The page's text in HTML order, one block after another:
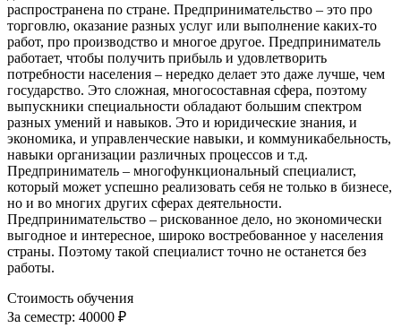
распространена по стране. Предпринимательство – это про
торговлю, оказание разных услуг или выполнение каких-то
работ, про производство и многое другое. Предприниматель
работает, чтобы получить прибыль и удовлетворить
потребности населения – нередко делает это даже лучше, чем
государство. Это сложная, многосоставная сфера, поэтому
выпускники специальности обладают большим спектром
разных умений и навыков. Это и юридические знания, и
экономика, и управленческие навыки, и коммуникабельность,
навыки организации различных процессов и т.д.
Предприниматель – многофункциональный специалист,
который может успешно реализовать себя не только в бизнесе,
но и во многих других сферах деятельности.
Предпринимательство – рискованное дело, но экономически
выгодное и интересное, широко востребованное у населения
страны. Поэтому такой специалист точно не останется без
работы.
Стоимость обучения
За семестр: 40000 ₽